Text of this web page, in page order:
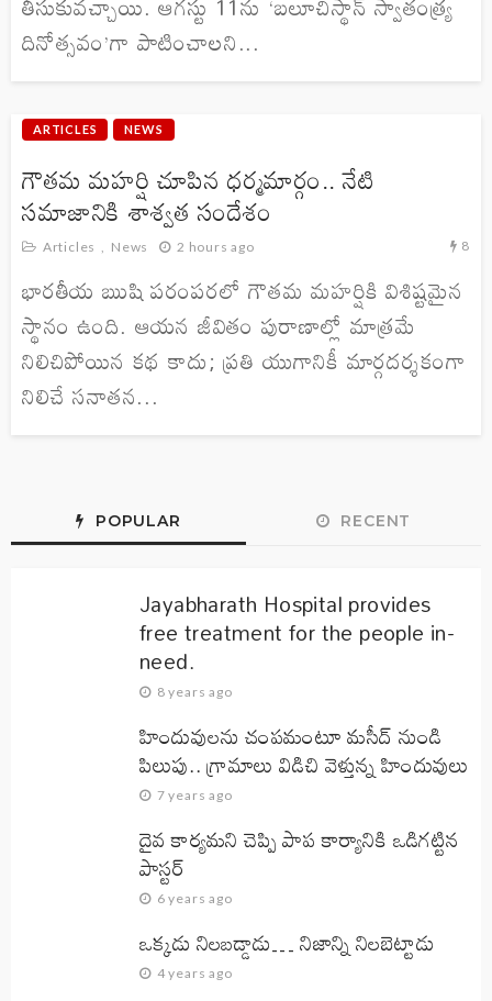
దినోత్సవం’గా పాటించాలని...
ARTICLES NEWS
గౌతమ మహర్షి చూపిన ధర్మమార్గం.. నేటి
సమాజానికి శాశ్వత సందేశం
Articles News 2 hours ago 8
భారతీయ ఋషి పరంపరలో గౌతమ మహర్షికి విశిష్టమైన
స్థానం ఉంది. ఆయన జీవితం పురాణాల్లో మాత్రమే
నిలిచిపోయిన కథ కాదు; ప్రతి యుగానికీ మార్గదర్శకంగా
నిలిచే సనాతన...
POPULAR RECENT
Jayabharath Hospital provides
free treatment for the people in-
need.
8 years ago
హిందువులను చంపమంటూ మసీద్ నుండి
పిలుపు.. గ్రామాలు విడిచి వెళ్తున్న హిందువులు
7 years ago
దైవ కార్యమని చెప్పి పాప కార్యానికి ఒడిగట్టిన
పాస్టర్
6 years ago
ఒక్కడు నిలబడ్డాడు… నిజాన్ని నిలబెట్టాడు
4 years ago